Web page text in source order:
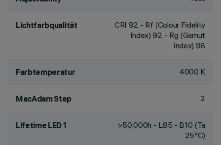
Lichtfarbqualität CRI 92 - Rf (Colour Fidelity
Index) 92 - Rg (Gamut
Index) 98
Farbtemperatur 4000 K
MacAdam Step 2
Lifetime LED 1
>50,000h - L85 - B10 (Ta
25°C)